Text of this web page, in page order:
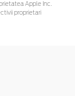
Apple Inc.
proprietari